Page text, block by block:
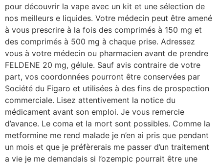
pour découvrir la vape avec un kit et une sélection de
nos meilleurs e liquides. Votre médecin peut être amené
à vous prescrire à la fois des comprimés à 150 mg et
des comprimés à 500 mg à chaque prise. Adressez
vous à votre médecin ou pharmacien avant de prendre
FELDENE 20 mg, gélule. Sauf avis contraire de votre
part, vos coordonnées pourront être conservées par
Société du Figaro et utilisées à des fins de prospection
commerciale. Lisez attentivement la notice du
médicament avant son emploi. Je vous remercie
d’avance. Le coma et la mort sont possibles. Comme la
metformine me rend malade je n’en ai pris que pendant
un mois et que je préfèrerais me passer d’un traitement
a vie je me demandais si l’ozempic pourrait être une